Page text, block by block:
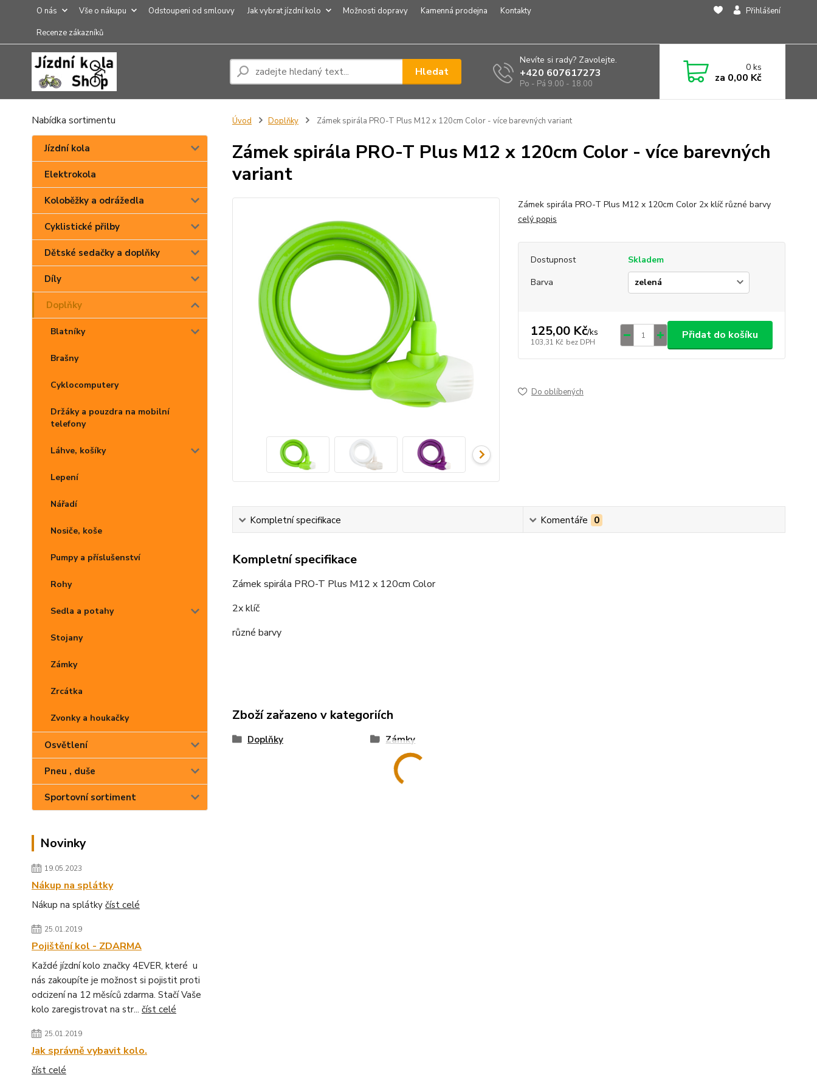
O nás Vše o nákupu Odstoupeni od smlouvy Jak vybrat jízdní kolo Možnosti dopravy Kamenná prodejna
Kontakty
Recenze zákazníků
Přihlášení
Hledat
Nevíte si rady? Zavolejte.
+420 607617273
Po - Pá 9.00 - 18.00
0ks
za 0,00 Kč
Nabídka sortimentu
Jízdní kola
Elektrokola
Koloběžky a odrážedla
Cyklistické přilby
Dětské sedačky a doplňky
Díly
Doplňky
Blatníky
Brašny
Cyklocomputery
Držáky a pouzdra na mobilní
telefony
Láhve, košíky
Lepení
Nářadí
Nosiče, koše
Pumpy a příslušenství
Rohy
Sedla a potahy
Stojany
Zámky
Zrcátka
Zvonky a houkačky
Osvětlení
Pneu , duše
Sportovní sortiment
Novinky
19.05.2023
Nákup na splátky
Nákup na splátky číst celé
25.01.2019
Pojištění kol - ZDARMA
Každé jízdní kolo značky 4EVER, které u
nás zakoupíte je možnost si pojistit proti
odcizení na 12 měsíců zdarma. Stačí Vaše
kolo zaregistrovat na str... číst celé
25.01.2019
Jak správně vybavit kolo.
číst celé
Úvod Doplňky Zámek spirála PRO-T Plus M12 x 120cm Color - více barevných variant
Zámek spirála PRO-T Plus M12 x 120cm Color - více barevných
variant
Zámek spirála PRO-T Plus M12 x 120cm Color 2x klíč různé barvy
celý popis
Dostupnost
Skladem
Barva
125,00 Kč/ks
103,31 Kč bez DPH
Přidat do košíku
Do oblíbených
Kompletní specifikace Komentáře 0
Kompletní specifikace
Zámek spirála PRO-T Plus M12 x 120cm Color
2x klíč
různé barvy
Zboží zařazeno v kategoriích
Doplňky Zámky